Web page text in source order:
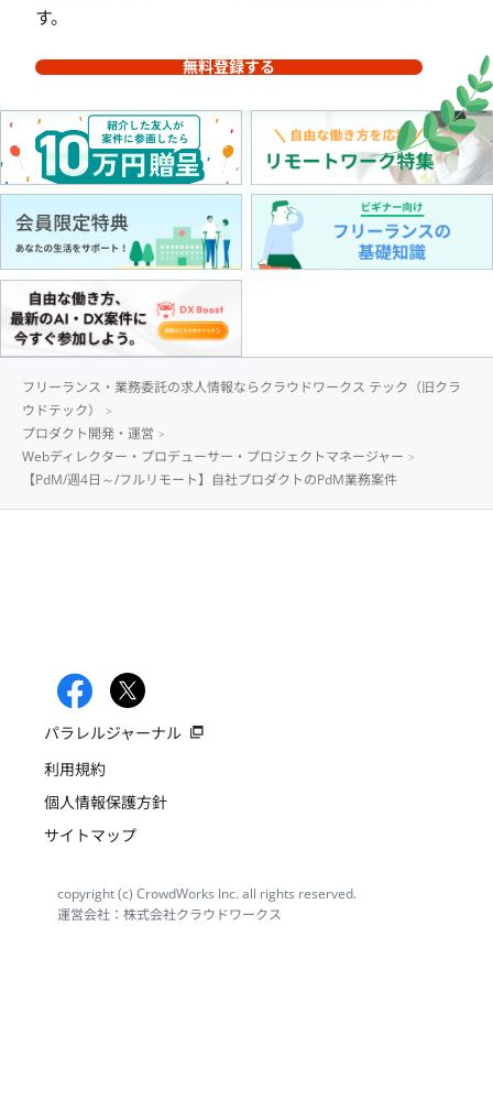
す。
無料登録する
フリーランス・業務委託の求人情報ならクラウドワークス テック（旧クラ
ウドテック）
プロダクト開発・運営
Webディレクター・プロデューサー・プロジェクトマネージャー
【PdM/週4日～/フルリモート】自社プロダクトのPdM業務案件
パラレルジャーナル
利用規約
個人情報保護方針
サイトマップ
copyright (c) CrowdWorks Inc. all rights reserved.
運営会社：株式会社クラウドワークス